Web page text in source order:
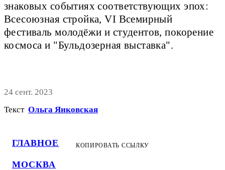
ГЛАВНОЕ
МОСКВА
знаковых событиях соответствующих эпох:
Всесоюзная стройка, VI Всемирный
фестиваль молодёжи и студентов, покорение
космоса и "Бульдозерная выставка".
24 сент. 2023
Текст Ольга Янковская
КОПИРОВАТЬ ССЫЛКУ